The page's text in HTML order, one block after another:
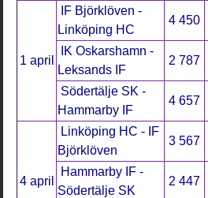
1 april
IF Björklöven -
Linköping HC
4 450
IK Oskarshamn -
Leksands IF
2 787
Södertälje SK -
Hammarby IF
4 657
4 april
Linköping HC - IF
Björklöven
3 567
Hammarby IF -
Södertälje SK
2 447